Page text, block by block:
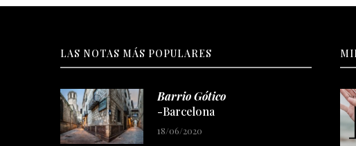
-Barcelona
18/06/2020